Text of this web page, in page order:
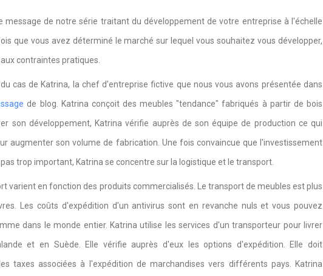
message de notre série traitant du développement de votre entreprise à l'échelle
que vous avez déterminé le marché sur lequel vous souhaitez vous développer,
contraintes pratiques.
cas de Katrina, la chef d'entreprise fictive que nous vous avons présentée dans
de blog. Katrina conçoit des meubles "tendance" fabriqués à partir de bois
son développement, Katrina vérifie auprès de son équipe de production ce qui
augmenter son volume de fabrication. Une fois convaincue que l'investissement
trop important, Katrina se concentre sur la logistique et le transport.
varient en fonction des produits commercialisés. Le transport de meubles est plus
Les coûts d'expédition d'un antivirus sont en revanche nuls et vous pouvez
dans le monde entier. Katrina utilise les services d'un transporteur pour livrer
et en Suède. Elle vérifie auprès d'eux les options d'expédition. Elle doit
taxes associées à l'expédition de marchandises vers différents pays. Katrina